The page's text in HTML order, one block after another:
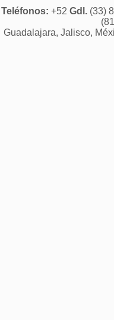
Teléfonos: +52 Gdl. (33)
Guadalajara, Jalisco,